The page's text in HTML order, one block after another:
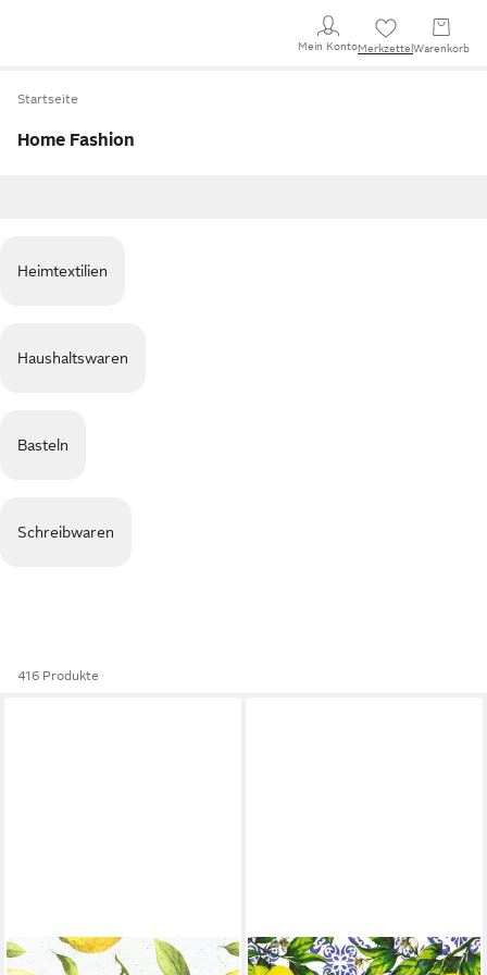
Mein KontoMerkzettel Warenkorb
Startseite
Home Fashion
Heimtextilien
Haushaltswaren
Basteln
Schreibwaren
416 Produkte
HOME FASHION
HOME FASHION